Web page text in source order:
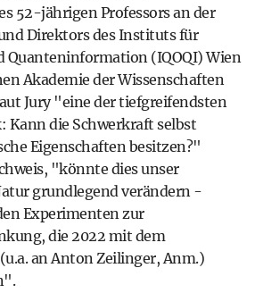
52-jährigen Professors an der
Direktors des Instituts für
Quanteninformation (IQOQI) Wien
Akademie der Wissenschaften
Jury "eine der tiefgreifendsten
Kann die Schwerkraft selbst
Eigenschaften besitzen?"
"könnte dies unser
grundlegend verändern -
Experimenten zur
die 2022 mit dem
an Anton Zeilinger, Anm.)